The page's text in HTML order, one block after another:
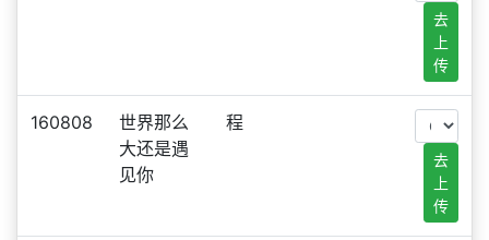
去
上
传
160808
世界那么
大还是遇
见你
程
去
上
传